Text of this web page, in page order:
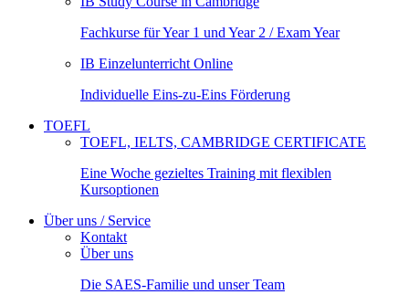
Fachkurse für Year 1 und Year 2 / Exam Year
IB Einzelunterricht Online
Individuelle Eins-zu-Eins Förderung
TOEFL
TOEFL, IELTS, CAMBRIDGE CERTIFICATE
Eine Woche gezieltes Training mit flexiblen
Kursoptionen
Über uns / Service
Kontakt
Über uns
Die SAES-Familie und unser Team